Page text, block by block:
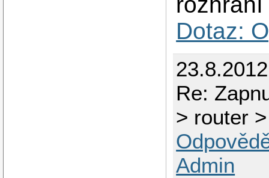
Dotaz:
Re:
> router
Admin